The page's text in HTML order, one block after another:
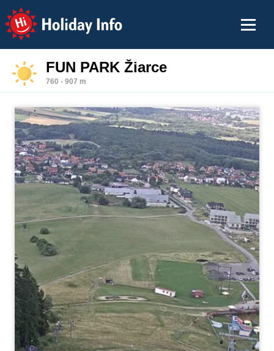
Holiday Info
FUN PARK Žiarce
760 - 907 m